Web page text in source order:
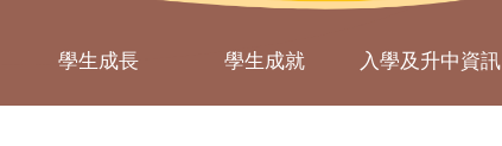
學生成長 學生成就 入學及升中資訊